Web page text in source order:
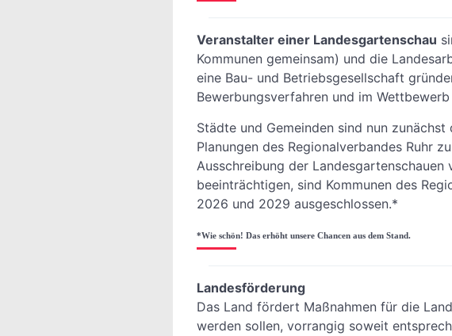
Veranstalter einer Landesgartenschau
Kommunen gemeinsam) und die
eine Bau- und Betriebsgesellschaft
Bewerbungsverfahren und im
Städte und Gemeinden sind nun
Planungen des Regionalverbandes Ruhr
Ausschreibung der
beeinträchtigen, sind Kommunen des
2026 und 2029 ausgeschlossen.*
*Wie schön! Das erhöht unsere Chancen aus dem Stand.
Landesförderung
Das Land fördert Maßnahmen für die
werden sollen, vorrangig soweit